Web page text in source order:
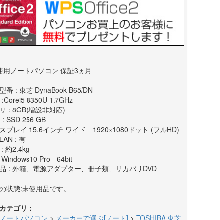
用ノートパソコン 保証3ヵ月
番 : 東芝 DynaBook B65/DN
:Corei5 8350U 1.7GHz
: 8GB(増設非対応)
: SSD 256 GB
プレイ 15.6インチ ワイド 1920×1080ドット (フルHD)
: 有
約2.4kg
Windows10 Pro 64bit
: 外箱、電源アダプター、冊子類、リカバリDVD
状態:未使用品です。
テゴリ：
ートパソコン > メーカーで選ぶ[ノート] > TOSHIBA 東芝